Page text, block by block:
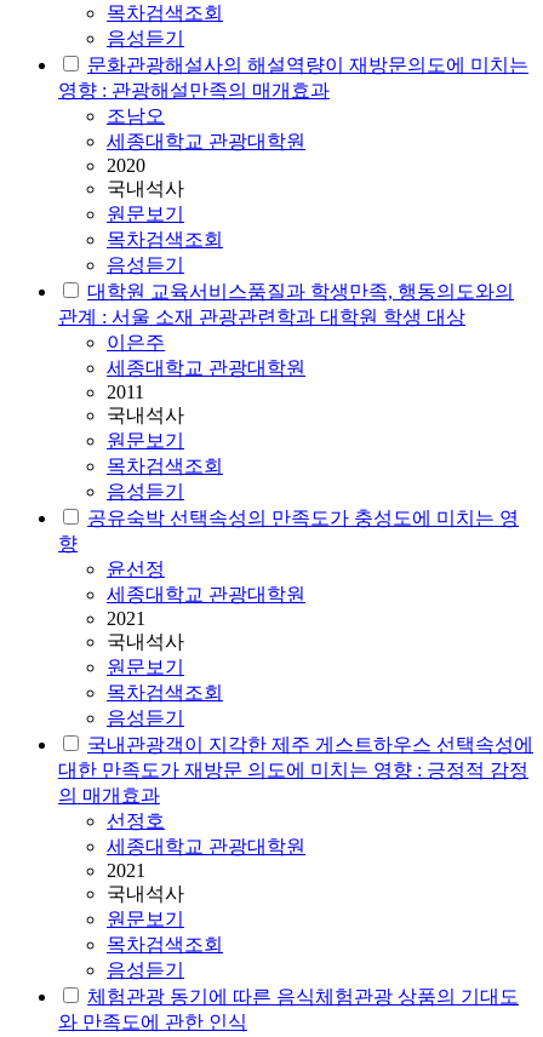
목차검색조회
음성듣기
문화관광해설사의 해설역량이 재방문의도에 미치는
영향 : 관광해설만족의 매개효과
조남오
세종대학교 관광대학원
2020
국내석사
원문보기
목차검색조회
음성듣기
대학원 교육서비스품질과 학생만족, 행동의도와의
관계 : 서울 소재 관광관련학과 대학원 학생 대상
이은주
세종대학교 관광대학원
2011
국내석사
원문보기
목차검색조회
음성듣기
공유숙박 선택속성의 만족도가 충성도에 미치는 영
향
윤선정
세종대학교 관광대학원
2021
국내석사
원문보기
목차검색조회
음성듣기
국내관광객이 지각한 제주 게스트하우스 선택속성에
대한 만족도가 재방문 의도에 미치는 영향 : 긍정적 감정
의 매개효과
선정호
세종대학교 관광대학원
2021
국내석사
원문보기
목차검색조회
음성듣기
체험관광 동기에 따른 음식체험관광 상품의 기대도
와 만족도에 관한 인식